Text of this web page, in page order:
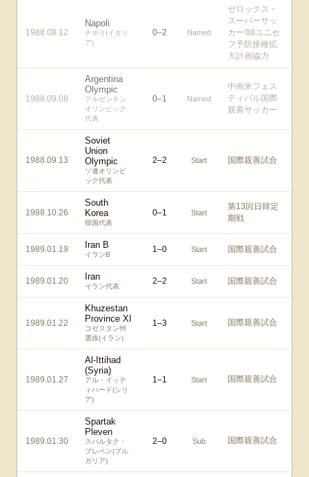
1988.08.12
Napoli
ナポリ(イタリ
ア)
0–2 Named
ゼロックス・
スーパーサッ
カー'88ユニセ
フ予防接種拡
大計画協力
1988.09.08
Argentina
Olympic
アルゼンチン
オリンピック
代表
0–1 Named
中南米フェス
ティバル国際
親善サッカー
1988.09.13
Soviet
Union
Olympic
ソ連オリンピ
ック代表
2–2 Start 国際親善試合
1988.10.26
South
Korea
韓国代表
0–1 Start
第13回日韓定
期戦
1989.01.19 Iran B
イランB
1–0 Start 国際親善試合
1989.01.20 Iran
イラン代表
2–2 Start 国際親善試合
1989.01.22
Khuzestan
Province XI
コゼスタン州
選抜(イラン)
1–3 Start 国際親善試合
1989.01.27
Al-Ittihad
(Syria)
アル・イッテ
ィハード(シリ
ア)
1–1 Start 国際親善試合
1989.01.30
Spartak
Pleven
スパルタク・
プレベン(ブル
ガリア)
2–0 Sub 国際親善試合